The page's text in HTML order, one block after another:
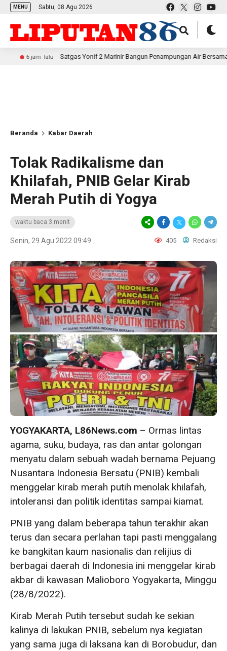
MENU Sabtu, 08 Agu 2026
Satgas Yonif 2 Marinir Bangun Penampungan Air Bersama Masyarakat
Beranda Kabar Daerah
Tolak Radikalisme dan
Khilafah, PNIB Gelar Kirab
Merah Putih di Yogya
waktu baca 3 menit
Senin, 29 Agu 2022 09:49 405 Redaksi
YOGYAKARTA, L86News.com – Ormas lintas
agama, suku, budaya, ras dan antar golongan
menyatu dalam sebuah wadah bernama Pejuang
Nusantara Indonesia Bersatu (PNIB) kembali
menggelar kirab merah putih menolak khilafah,
intoleransi dan politik identitas sampai kiamat.
PNIB yang dalam beberapa tahun terakhir akan
terus dan secara perlahan tapi pasti menggalang
ke bangkitan kaum nasionalis dan relijius di
berbagai daerah di Indonesia ini menggelar kirab
akbar di kawasan Malioboro Yogyakarta, Minggu
(28/8/2022).
Kirab Merah Putih tersebut sudah ke sekian
kalinya di lakukan PNIB, sebelum nya kegiatan
yang sama juga di laksana kan di Borobudur, dan